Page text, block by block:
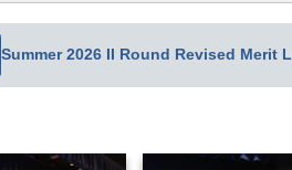
Summer 2026 II Round Revised Merit